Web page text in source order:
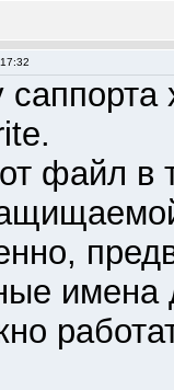
файл в
имена